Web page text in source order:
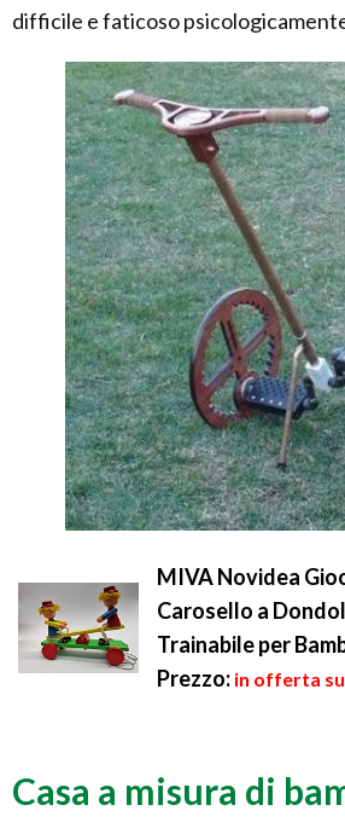
difficile e faticoso
MIVA Novidea
Carosello a
Trainabile per
Prezzo: in offerta su
Casa a misura di